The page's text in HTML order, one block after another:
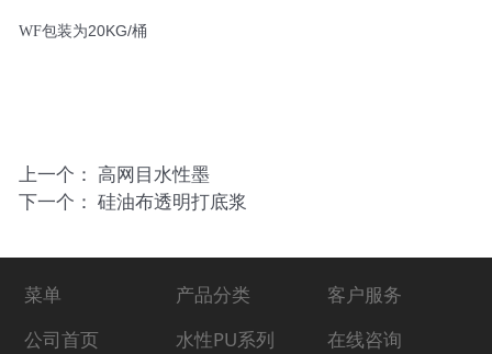
WF包装为20KG/桶
上一个： 高网目水性墨
下一个： 硅油布透明打底浆
菜单
公司首页
产品分类
水性PU系列
客户服务
在线咨询